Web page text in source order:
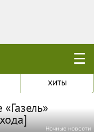
☰
ХИТЫ
Ночные новости